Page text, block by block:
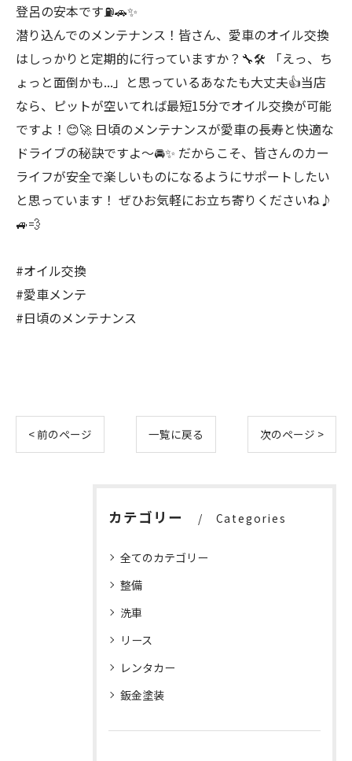
登呂の安本です⛽️🚗✨
潜り込んでのメンテナンス！皆さん、愛車のオイル交換
はしっかりと定期的に行っていますか？🔧🛠️ 「えっ、ち
ょっと面倒かも...」と思っているあなたも大丈夫👍当店
なら、ピットが空いてれば最短15分でオイル交換が可能
ですよ！😊🚀 日頃のメンテナンスが愛車の長寿と快適な
ドライブの秘訣ですよ～🚘✨ だからこそ、皆さんのカー
ライフが安全で楽しいものになるようにサポートしたい
と思っています！ ぜひお気軽にお立ち寄りくださいね♪
🚙💨
#オイル交換
#愛車メンテ
#日頃のメンテナンス
< 前のページ 一覧に戻る 次のページ >
カテゴリー Categories
全てのカテゴリー
整備
洗車
リース
レンタカー
鈑金塗装